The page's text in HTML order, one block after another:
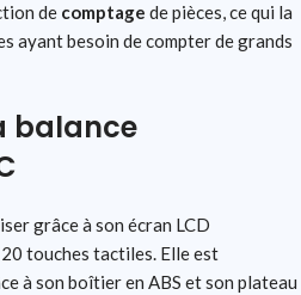
de comptage de pièces, ce qui la
ayant besoin de compter de grands
balance
grâce à son écran LCD
touches tactiles. Elle est
à son boîtier en ABS et son plateau